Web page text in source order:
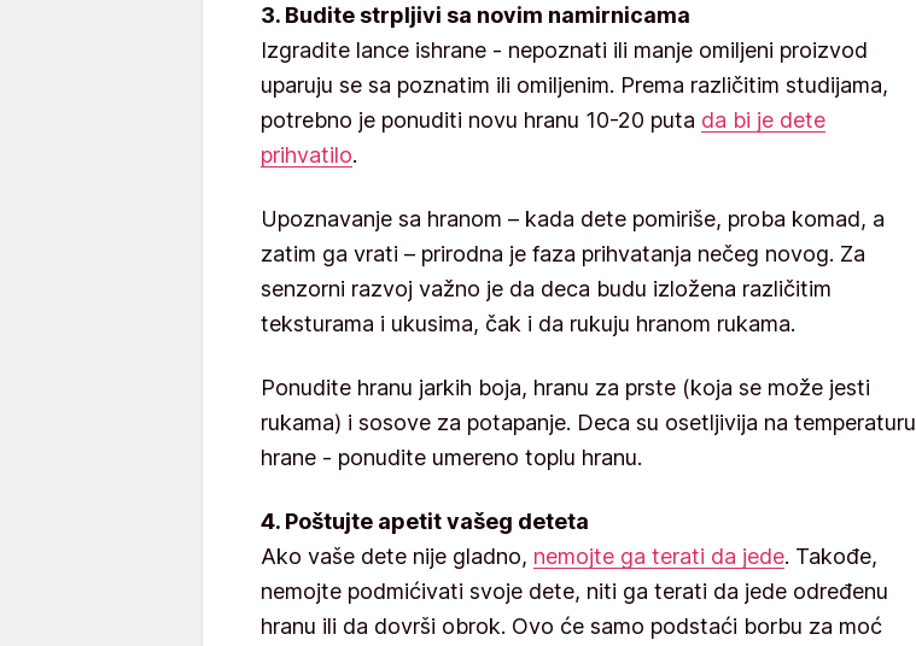
3. Budite strpljivi sa novim namirnicama
Izgradite lance ishrane - nepoznati ili manje omiljeni proizvod
uparuju se sa poznatim ili omiljenim. Prema različitim studijama,
potrebno je ponuditi novu hranu 10-20 puta da bi je dete
prihvatilo.
Upoznavanje sa hranom – kada dete pomiriše, proba komad, a
zatim ga vrati – prirodna je faza prihvatanja nečeg novog. Za
senzorni razvoj važno je da deca budu izložena različitim
teksturama i ukusima, čak i da rukuju hranom rukama.
Ponudite hranu jarkih boja, hranu za prste (koja se može jesti
rukama) i sosove za potapanje. Deca su osetljivija na temperaturu
hrane - ponudite umereno toplu hranu.
4. Poštujte apetit vašeg deteta
Ako vaše dete nije gladno, nemojte ga terati da jede. Takođe,
nemojte podmićivati svoje dete, niti ga terati da jede određenu
hranu ili da dovrši obrok. Ovo će samo podstaći borbu za moć